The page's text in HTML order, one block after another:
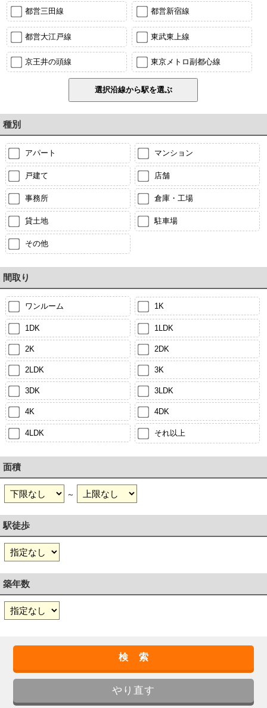
都営三田線 都営新宿線
都営大江戸線 東武東上線
京王井の頭線 東京メトロ副都心線
種別
アパート マンション
戸建て 店舗
事務所 倉庫・工場
貸土地 駐車場
その他
間取り
ワンルーム 1K
1DK 1LDK
2K 2DK
2LDK 3K
3DK 3LDK
4K 4DK
4LDK それ以上
面積
～
駅徒歩
築年数